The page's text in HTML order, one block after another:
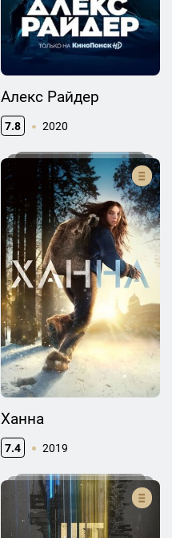
Алекс Райдер
7.8 2020
Ханна
7.4 2019